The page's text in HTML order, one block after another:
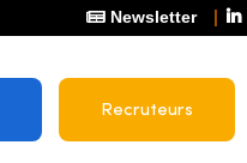
Newsletter
Recruteurs